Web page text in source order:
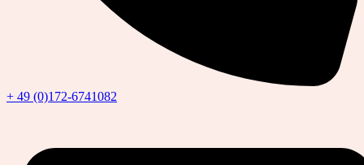
+ 49 (0)172-6741082